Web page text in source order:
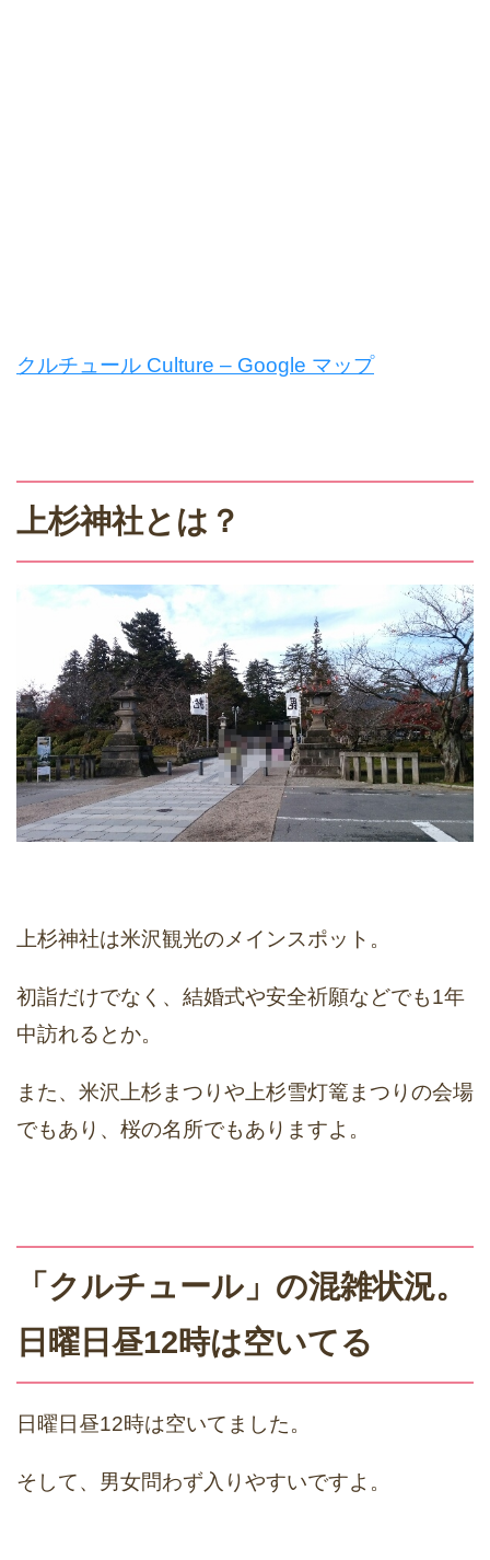
クルチュール Culture – Google マップ
上杉神社とは？
上杉神社は米沢観光のメインスポット。
初詣だけでなく、結婚式や安全祈願などでも1年
中訪れるとか。
また、米沢上杉まつりや上杉雪灯篭まつりの会場
でもあり、桜の名所でもありますよ。
「クルチュール」の混雑状況。
日曜日昼12時は空いてる
日曜日昼12時は空いてました。
そして、男女問わず入りやすいですよ。